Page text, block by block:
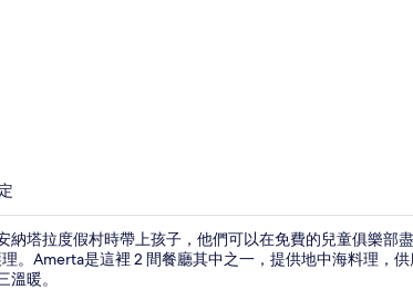
納塔拉度假村時帶上孩子，他們可以在免費的兒童俱樂部
。Amerta是這裡 2 間餐廳其中之一，提供地中海料理，
溫暖。